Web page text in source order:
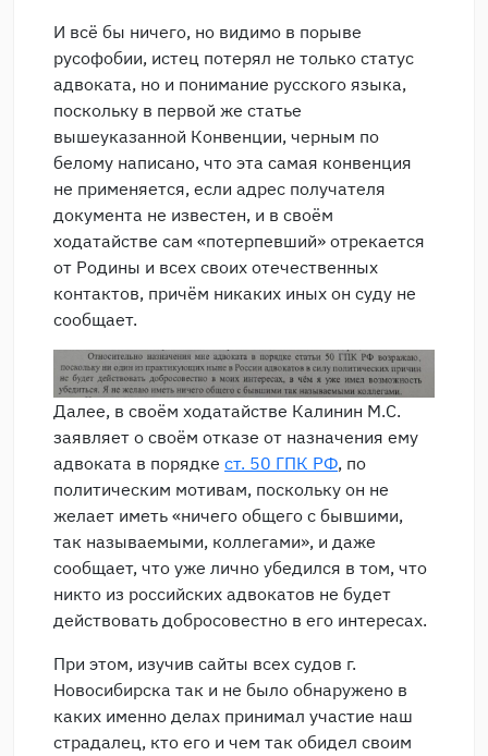
И всё бы ничего, но видимо в порыве
русофобии, истец потерял не только статус
адвоката, но и понимание русского языка,
поскольку в первой же статье
вышеуказанной Конвенции, черным по
белому написано, что эта самая конвенция
не применяется, если адрес получателя
документа не известен, и в своём
ходатайстве сам «потерпевший» отрекается
от Родины и всех своих отечественных
контактов, причём никаких иных он суду не
сообщает.
Далее, в своём ходатайстве Калинин М.С.
заявляет о своём отказе от назначения ему
адвоката в порядке ст. 50 ГПК РФ, по
политическим мотивам, поскольку он не
желает иметь «ничего общего с бывшими,
так называемыми, коллегами», и даже
сообщает, что уже лично убедился в том, что
никто из российских адвокатов не будет
действовать добросовестно в его интересах.
При этом, изучив сайты всех судов г.
Новосибирска так и не было обнаружено в
каких именно делах принимал участие наш
страдалец, кто его и чем так обидел своим